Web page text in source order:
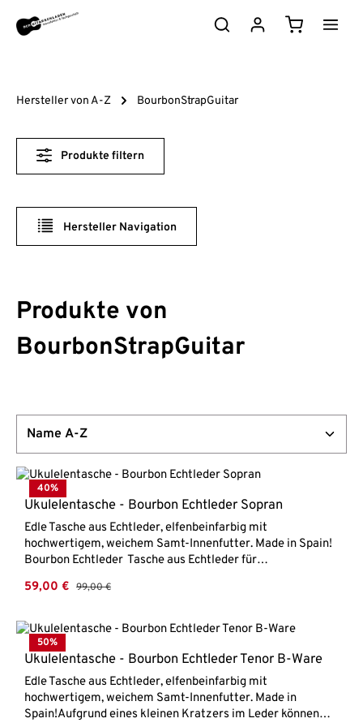
Zum Hauptinhalt springen
Hersteller von A-Z BourbonStrapGuitar
Produkte filtern
Hersteller Navigation
Produkte von
BourbonStrapGuitar
40%
Ukulelentasche - Bourbon Echtleder Sopran
Edle Tasche aus Echtleder, elfenbeinfarbig mit
hochwertigem, weichem Samt-Innenfutter. Made in Spain!
Bourbon Echtleder Tasche aus Echtleder für
Verkaufspreis:
59,00 € Regulärer Preis:
99,00 €
50%
Ukulelentasche - Bourbon Echtleder Tenor B-Ware
Edle Tasche aus Echtleder, elfenbeinfarbig mit
hochwertigem, weichem Samt-Innenfutter. Made in
Spain!Aufgrund eines kleinen Kratzers im Leder können